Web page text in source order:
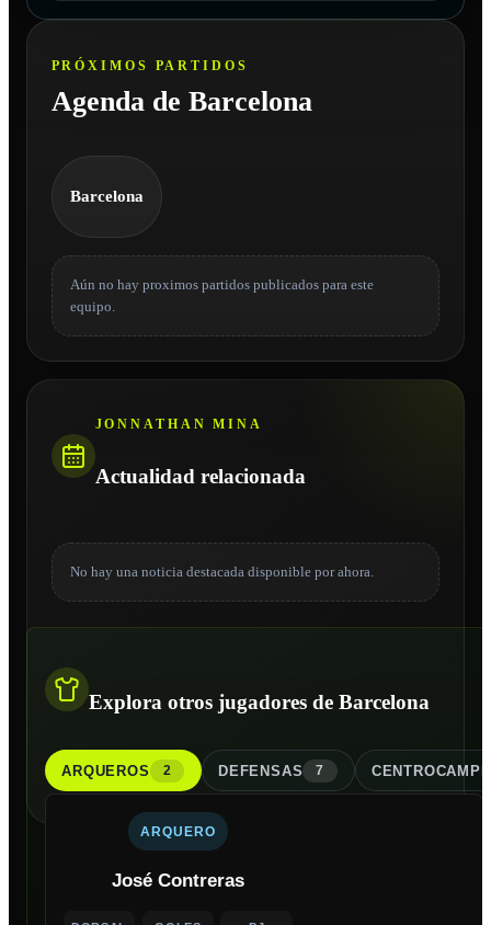
PRÓXIMOS PARTIDOS
Agenda de Barcelona
Barcelona
Aún no hay proximos partidos publicados para este
equipo.
JONNATHAN MINA
Actualidad relacionada
No hay una noticia destacada disponible por ahora.
Explora otros jugadores de Barcelona
ARQUEROS 2 DEFENSAS 7
ARQUERO
José Contreras